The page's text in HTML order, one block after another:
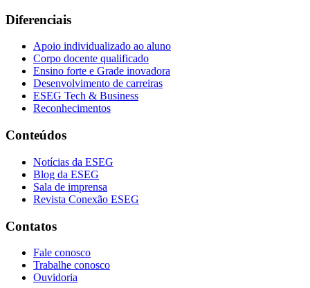
Diferenciais
Apoio individualizado ao aluno
Corpo docente qualificado
Ensino forte e Grade inovadora
Desenvolvimento de carreiras
ESEG Tech & Business
Reconhecimentos
Conteúdos
Notícias da ESEG
Blog da ESEG
Sala de imprensa
Revista Conexão ESEG
Contatos
Fale conosco
Trabalhe conosco
Ouvidoria